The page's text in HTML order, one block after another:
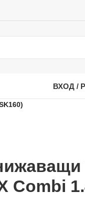
ВХОД /
Combi